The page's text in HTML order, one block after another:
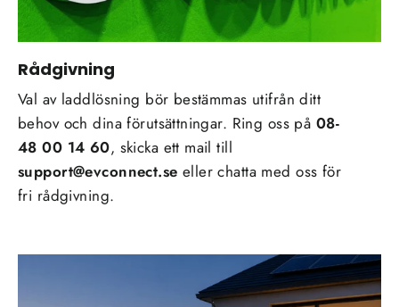
Rådgivning
Val av laddlösning bör bestämmas utifrån ditt
behov och dina förutsättningar. Ring oss på 08-
48 00 14 60, skicka ett mail till
support@evconnect.se eller chatta med oss för
fri rådgivning.